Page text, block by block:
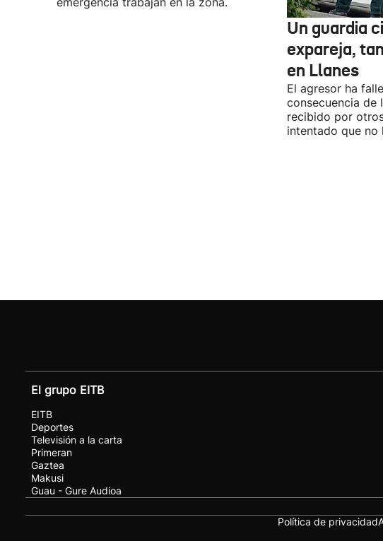
Un guardia
expareja,
en Llanes
El agresor ha
consecuencia de
recibido por
intentado que no
El grupo EITB
EITB
Deportes
Televisión a la carta
Primeran
Gaztea
Makusi
Guau - Gure Audioa
Política de privacidad